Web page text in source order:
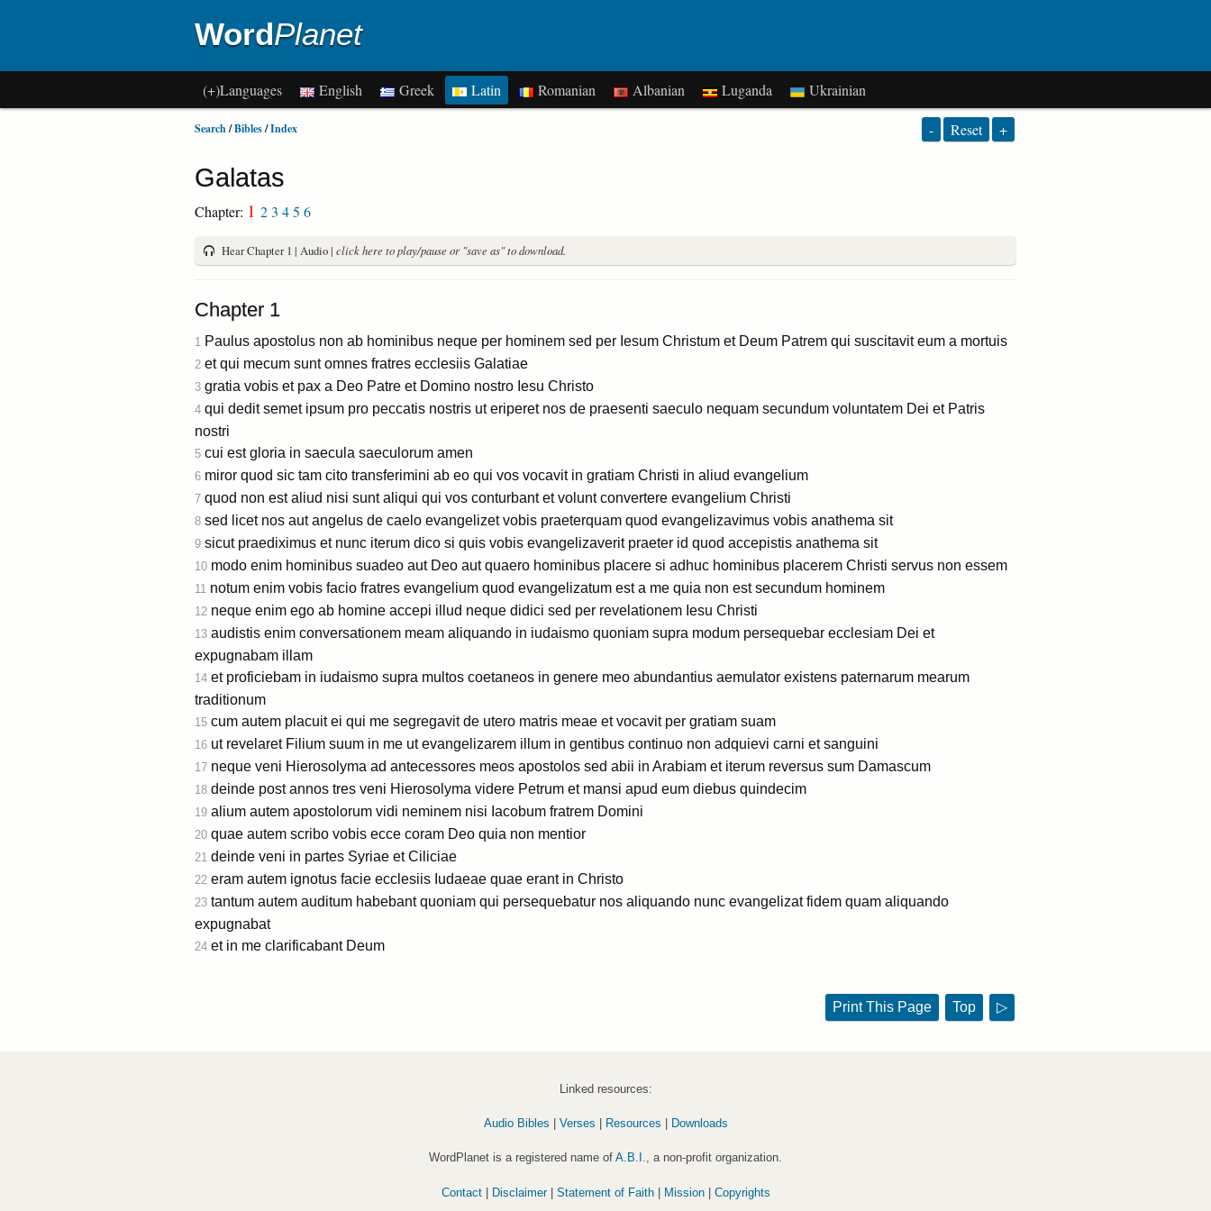
WordPlanet
(+)Languages English Greek Latin Romanian Albanian Luganda Ukrainian
Search/Bibles/Index - Reset +
Galatas
Chapter: 1 23 45 6
Hear Chapter 1 | Audio | click here to play/pause or "save as" to download.
Chapter 1
1 Paulus apostolus non ab hominibus neque per hominem sed per Iesum Christum et Deum Patrem qui suscitavit eum a mortuis
2 et qui mecum sunt omnes fratres ecclesiis Galatiae
3 gratia vobis et pax a Deo Patre et Domino nostro Iesu Christo
4 qui dedit semet ipsum pro peccatis nostris ut eriperet nos de praesenti saeculo nequam secundum voluntatem Dei et Patris
nostri
5 cui est gloria in saecula saeculorum amen
6 miror quod sic tam cito transferimini ab eo qui vos vocavit in gratiam Christi in aliud evangelium
7 quod non est aliud nisi sunt aliqui qui vos conturbant et volunt convertere evangelium Christi
8 sed licet nos aut angelus de caelo evangelizet vobis praeterquam quod evangelizavimus vobis anathema sit
9 sicut praediximus et nunc iterum dico si quis vobis evangelizaverit praeter id quod accepistis anathema sit
10 modo enim hominibus suadeo aut Deo aut quaero hominibus placere si adhuc hominibus placerem Christi servus non essem
11 notum enim vobis facio fratres evangelium quod evangelizatum est a me quia non est secundum hominem
12 neque enim ego ab homine accepi illud neque didici sed per revelationem Iesu Christi
13 audistis enim conversationem meam aliquando in iudaismo quoniam supra modum persequebar ecclesiam Dei et
expugnabam illam
14 et proficiebam in iudaismo supra multos coetaneos in genere meo abundantius aemulator existens paternarum mearum
traditionum
15 cum autem placuit ei qui me segregavit de utero matris meae et vocavit per gratiam suam
16 ut revelaret Filium suum in me ut evangelizarem illum in gentibus continuo non adquievi carni et sanguini
17 neque veni Hierosolyma ad antecessores meos apostolos sed abii in Arabiam et iterum reversus sum Damascum
18 deinde post annos tres veni Hierosolyma videre Petrum et mansi apud eum diebus quindecim
19 alium autem apostolorum vidi neminem nisi Iacobum fratrem Domini
20 quae autem scribo vobis ecce coram Deo quia non mentior
21 deinde veni in partes Syriae et Ciliciae
22 eram autem ignotus facie ecclesiis Iudaeae quae erant in Christo
23 tantum autem auditum habebant quoniam qui persequebatur nos aliquando nunc evangelizat fidem quam aliquando
expugnabat
24 et in me clarificabant Deum
Print This Page Top ▷
Linked resources:
Audio Bibles Verses Resources Downloads
WordPlanet is a registered name of A.B.I., a non-profit organization.
Contact| Disclaimer| Statement of Faith| Mission| Copyrights